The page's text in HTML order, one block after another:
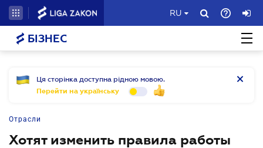
RU
БІЗНЕС
Ця сторінка доступна рідною мовою.
Перейти на українську
Отрасли
Хотят изменить правила работы